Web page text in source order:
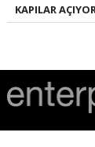
AÇIYOR